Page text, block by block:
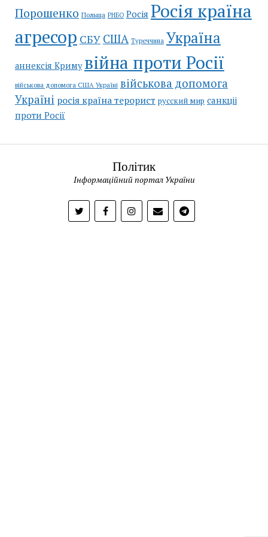
Порошенко Польща РНБО Росія Росія країна
агресор СБУ США Туреччина Україна
аннексія Криму війна проти Росії
військова допомога США Україні військова допомога
Україні росія країна терорист русский мир санкціі
проти Росії
Політик
Інформаційний портал України